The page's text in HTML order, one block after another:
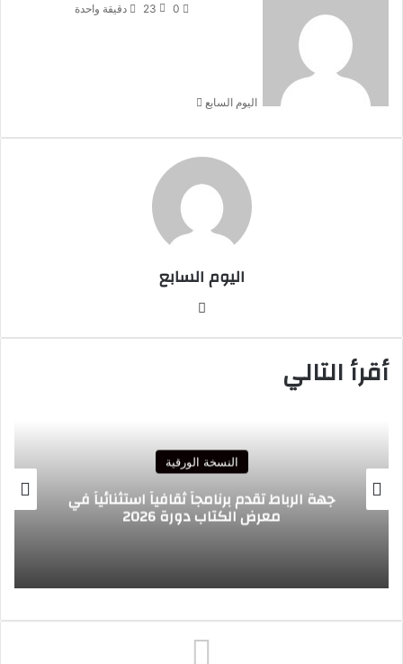
اليوم السابع
بريدا0
23 دقيقة واحدة
اليوم السابع
أقرأ التالي
النسخة الورقية
جهة الرباط تقدم برنامجاً ثقافياً استثنائياً في
معرض الكتاب دورة 2026